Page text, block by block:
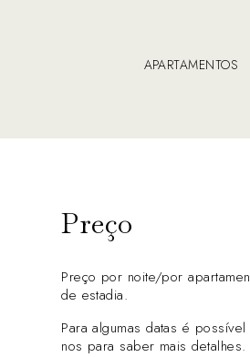
APARTAMENTOS
Preço
Preço por noite/por
de estadia.
Para algumas datas é
nos para saber mais detalhes.